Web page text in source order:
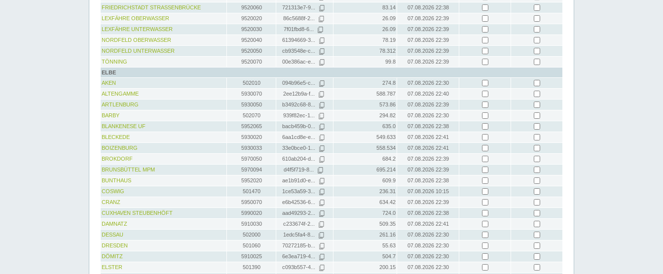
FRIEDRICHSTADT STRASSENBRÜCKE
9520060 721313e7-9... 83.14
07.08.2026 22:38
LEXFÄHRE OBERWASSER
9520020 86c5688f-2... 26.09
07.08.2026 22:39
LEXFÄHRE UNTERWASSER
9520030 7f01fbd8-6... 26.09
07.08.2026 22:39
NORDFELD OBERWASSER
9520040 61394669-3... 78.19
07.08.2026 22:39
NORDFELD UNTERWASSER
9520050 cb93548e-c... 78.312
07.08.2026 22:39
TÖNNING
9520070 00e386ac-e... 99.8
07.08.2026 22:39
ELBE
AKEN
502010 094b96e5-c... 274.8
07.08.2026 22:30
ALTENGAMME
5930070 2ee12b9a-f... 588.787
07.08.2026 22:40
ARTLENBURG
5930050 b3492c68-8... 573.86
07.08.2026 22:39
BARBY
502070 939f82ec-1... 294.82
07.08.2026 22:30
BLANKENESE UF
5952065 bacb459b-0... 635.0
07.08.2026 22:38
BLECKEDE
5930020 6aa1cd8e-e... 549.633
07.08.2026 22:41
BOIZENBURG
5930033 33e0bce0-1... 558.534
07.08.2026 22:41
BROKDORF
5970050 610ab204-d... 684.2
07.08.2026 22:39
BRUNSBÜTTEL MPM
5970094 d4f5f719-8... 695.214
07.08.2026 22:39
BUNTHAUS
5952020 ae1b91d0-e... 609.9
07.08.2026 22:38
COSWIG
501470 1ce53a59-3... 236.31
07.08.2026 10:15
CRANZ
5950070 e6b42536-6... 634.42
07.08.2026 22:39
CUXHAVEN STEUBENHÖFT
5990020 aad49293-2... 724.0
07.08.2026 22:38
DAMNATZ
5910030 c233674f-2... 509.35
07.08.2026 22:41
DESSAU
502000 1edc5fa4-8... 261.16
07.08.2026 22:30
DRESDEN
501060 70272185-b... 55.63
07.08.2026 22:30
DÖMITZ
5910025 6e3ea719-4... 504.7
07.08.2026 22:30
ELSTER
501390 c093b557-4... 200.15
07.08.2026 22:30